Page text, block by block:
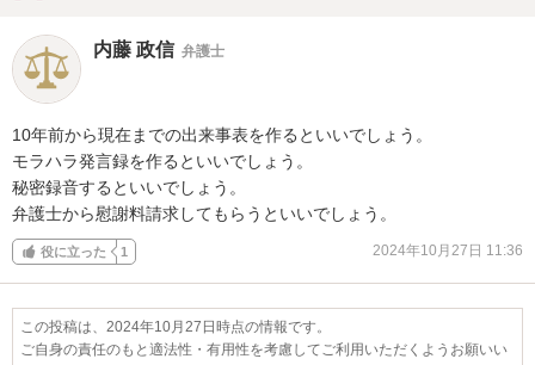
内藤 政信 弁護士
10年前から現在までの出来事表を作るといいでしょう。
モラハラ発言録を作るといいでしょう。
秘密録音するといいでしょう。
弁護士から慰謝料請求してもらうといいでしょう。
役に立った 1 2024年10月27日 11:36
この投稿は、2024年10月27日時点の情報です。
ご自身の責任のもと適法性・有用性を考慮してご利用いただくようお願いい